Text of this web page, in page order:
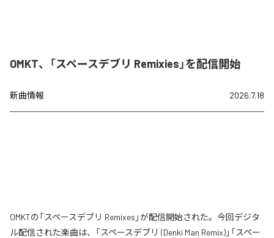
OMKT、「スペースデブリ Remixies」を配信開始
新曲情報 2026.7.18
OMKTの「スペースデブリ Remixes」が配信開始された。今回デジタ
ル配信された楽曲は、「スペースデブリ (Denki Man Remix)」「スペー